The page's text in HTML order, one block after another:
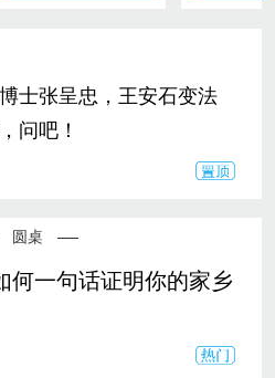
士张呈忠，王安石变法
问吧！
圆桌
何一句话证明你的家乡